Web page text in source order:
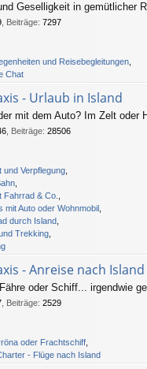
Geselligkeit in gemütlicher
Beiträge: 7297
und Reisebegleitungen,
Chat
- Urlaub in Island
mit dem Auto? Im Zelt oder
Beiträge: 28506
und Verpflegung,
,
Fahrrad & Co.
mit Auto oder Wohnmobil,
durch Island,
Trekking,
- Anreise nach Island
oder Schiff... irgendwie
Beiträge: 2529
oder Frachtschiff,
- Flüge nach Island